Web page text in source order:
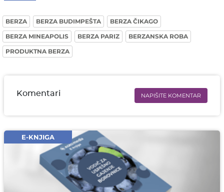
BERZA BERZA BUDIMPEŠTA
BERZA ČIKAGO
BERZA MINEAPOLIS
BERZA PARIZ
BERZANSKA ROBA
PRODUKTNA BERZA
Komentari NAPIŠITE KOMENTAR
Email* obavezno
Komentar* obavezno
E-KNJIGA